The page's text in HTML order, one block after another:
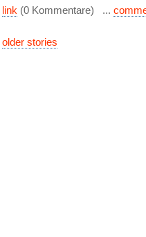
link (0 Kommentare) ...
older stories